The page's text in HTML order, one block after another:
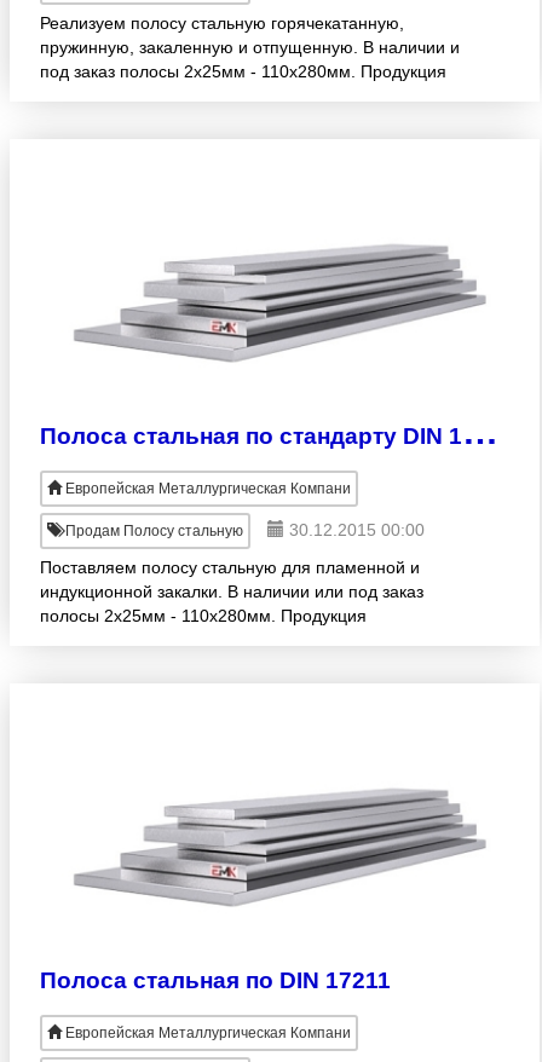
Реализуем полосу стальную горячекатанную,
пружинную, закаленную и отпущенную. В наличии и
под заказ полосы 2х25мм - 110х280мм. Продукция
П
олоса стальная по стандарту DIN 17212
Европейская Металлургическая Компани
Продам Полосу стальную
30.12.2015 00:00
Поставляем полосу стальную для пламенной и
индукционной закалки. В наличии или под заказ
полосы 2х25мм - 110х280мм. Продукция
Полоса стальная по DIN 17211
Европейская Металлургическая Компани